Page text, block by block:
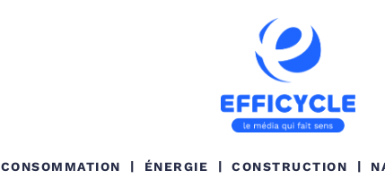
CONSOMMATION ÉNERGIE CONSTRUCTION